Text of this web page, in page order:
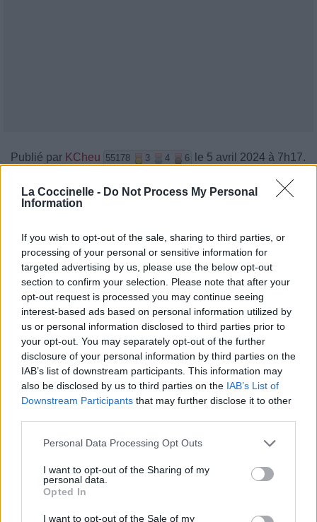
La Coccinelle - Do Not Process My Personal
Information
If you wish to opt-out of the sale, sharing to third parties, or
processing of your personal or sensitive information for
targeted advertising by us, please use the below opt-out
section to confirm your selection. Please note that after your
opt-out request is processed you may continue seeing
interest-based ads based on personal information utilized by
us or personal information disclosed to third parties prior to
your opt-out. You may separately opt-out of the further
disclosure of your personal information by third parties on the
IAB’s list of downstream participants. This information may
also be disclosed by us to third parties on the IAB’s List of
Downstream Participants that may further disclose it to other
Personal Data Processing Opt Outs
I want to opt-out of the Sharing of my
personal data.
Opted In
I want to opt-out of the Sale of my
Publié par KCheu 55178 3 4 6 le 5 avril 2024 à 7h17.
COWBOY CARTER
Paroles + Traduction Téléchargement
Vidéos
Commentaires
Pour prolonger le plaisir musical :
Vous aimez chanter, apprenez la guitare chez
Télécharger légalement les MP3 sur
Télécharger légalement les MP3 ou trouver le CD sur
Trouver un instrument de musique ou une partition au
meilleur prix sur